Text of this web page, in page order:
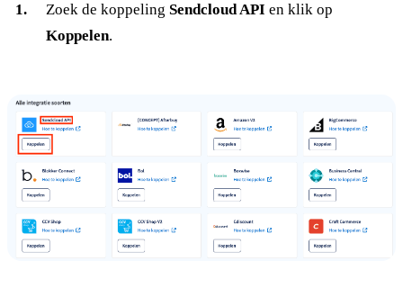
Zoek de koppeling Sendcloud API en klik op
Koppelen.